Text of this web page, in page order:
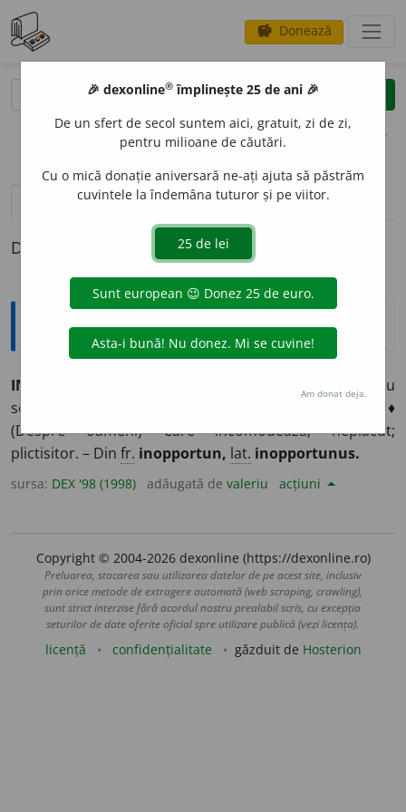
savings Donează
clear
opțiuni
definiții (1) pronunțievolume_up (1)
Definiția cu ID-ul 14867:
Explicative DEX
INOPORT
Care nu este sau nu
se întâmplă la timpul oportun; nepotrivit, neoportun. ♦
(Despre oameni) Care incomodează; neplăcut;
plictisitor. – Din fr. inopportun, lat. inopportunus.
sursa: DEX '98 (1998) adăugată de valeriu acțiuni
Copyright © 2004-2026 dexonline (https://dexonline.ro)
Preluarea, stocarea sau utilizarea datelor de pe acest site, inclusiv
prin orice metode de extragere automată (web scraping, crawling),
sunt strict interzise fără acordul nostru prealabil scris, cu excepția
seturilor de date oferite oficial spre utilizare publică (vezi licența).
licență confidențialitate găzduit de Hosterion
🎉 dexonline® împlinește 25 de ani 🎉
De un sfert de secol suntem aici, gratuit, zi de zi,
pentru milioane de căutări.
Cu o mică donație aniversară ne-ați ajuta să păstrăm
cuvintele la îndemâna tuturor și pe viitor.
Am donat deja.